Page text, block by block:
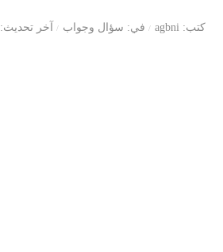
كتب agbni في سؤال وجواب آخر تحديث